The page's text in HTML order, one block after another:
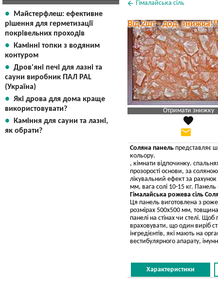
Майстерфлеш: ефективне
рішення для герметизації
покрівельних проходів
Камінні топки з водяним
контуром
Дров'яні печі для лазні та
сауни виробник ПАЛ PAL
(Україна)
Які дрова для дома краще
використовувати?
Каміння для сауни та лазні,
як обрати?
arrow_back Гімалайська сіль
Від 2шт - дод.
Отримати знижку
Яка Ваша ціна
Вказати мою ціну
favorite
email
Соляна панель представляє
кольору.
, кімнати відпочинку.
прозорості основи, за
лікувальний ефект за
мм, вага солі 10-15 кг. Панель
Гімалайська рожева сіль
Ця панель виготовлена з
розмірах 500х500 мм,
панелі на стінах чи стелі.
враховувати, що один виріб
інгредієнтів, які мають на
вестибулярного апарату,
Характеристики